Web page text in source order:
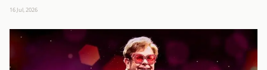
16 Jul, 2026